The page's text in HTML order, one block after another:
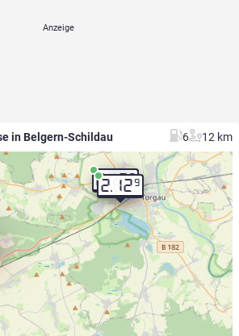
in Belgern-Schildau 6 12 km
2.129
2.129